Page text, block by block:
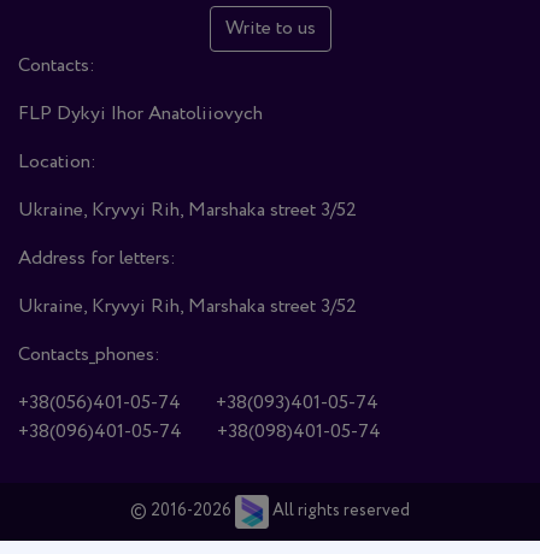
Write to us
Contacts:
FLP Dykyi Ihor Anatoliiovych
Location:
Ukraine, Kryvyi Rih, Marshaka street 3/52
Address for letters:
Ukraine, Kryvyi Rih, Marshaka street 3/52
Contacts_phones:
+38(056)401-05-74
+38(093)401-05-74
+38(096)401-05-74
+38(098)401-05-74
© 2016-2026 All rights reserved